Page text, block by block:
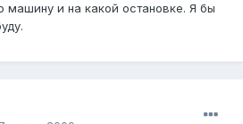
машину и на какой остановке. Я бы